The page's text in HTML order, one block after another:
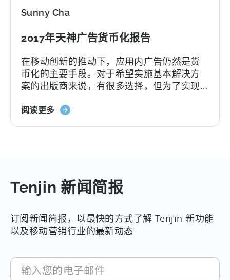
休
闲
游
戏
CPI
基
准
报
告
Sunny Cha
2017年天神广告货币化报告
在移动创新的推动下，应用内广告仍然是货
币化的主要手段。对于希望实施基本解决方
案的出版商来说，有很多选择，但为了实现
市场趋势。在快速发展的移动广告货币化世
阅读更多关
广
告
币
化
告
Tenjin 新闻简报
订阅新闻简报，以最快的方式了解 Tenjin 新功能
以及移动营销行业的最新动态
输